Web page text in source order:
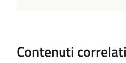
Contenuti correlati